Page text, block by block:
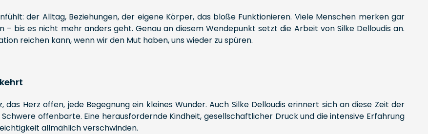
der Alltag, Beziehungen, der eigene Körper, das bloße Funktionieren. Viele Menschen merken gar
bis es nicht mehr anders geht. Genau an diesem Wendepunkt setzt die Arbeit von Silke Delloudis an.
reichen kann, wenn wir den Mut haben, uns wieder zu spüren.
Herz offen, jede Begegnung ein kleines Wunder. Auch Silke Delloudis erinnert sich an diese Zeit der
offenbarte. Eine herausfordernde Kindheit, gesellschaftlicher Druck und die intensive Erfahrung
allmählich verschwinden.